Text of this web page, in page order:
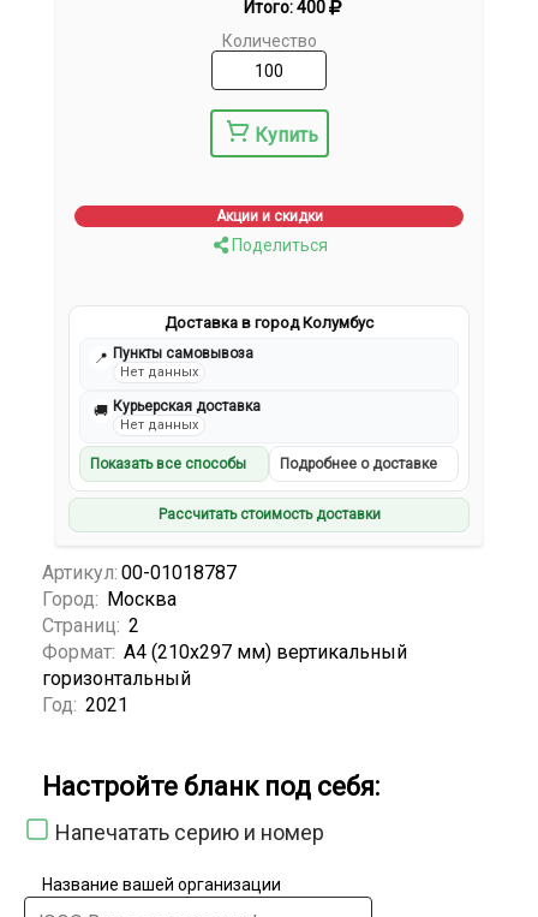
Итого:400
Количество
Купить
Акции и скидки
Поделиться
Доставка в город Колумбус
📍 Пункты самовывоза
Нет данных
🚚 Курьерская доставка
Нет данных
Показать все способы Подробнее о доставке
Рассчитать стоимость доставки
Артикул: 00-01018787
Город: Москва
Страниц: 2
Формат: А4 (210x297 мм) вертикальный
горизонтальный
Год: 2021
Настройте бланк под себя:
Напечатать серию и номер
Название вашей организации